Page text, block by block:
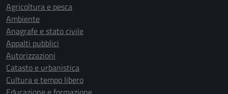
Agricoltura e pesca
Ambiente
Anagrafe e stato civile
Appalti pubblici
Autorizzazioni
Catasto e urbanistica
Cultura e tempo libero